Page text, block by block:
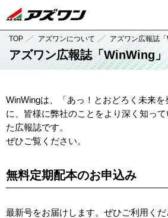
TOP アズワンについて アズワン広報誌「
アズワン広報誌「WinWing」
WinWingは、「あっ！とおどろく未来を
に、皆様に弊社のことをより深く知っ
た広報誌です。
ぜひご覧ください。
無料定期配本のお申込み
最新号をお届けします。ぜひご利用くだ